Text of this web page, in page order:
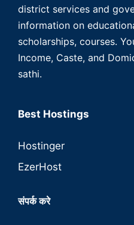
district services and
information on
scholarships, courses.
Income, Caste, and
sathi.
Best Hostings
Hostinger
EzerHost
संपर्क करे